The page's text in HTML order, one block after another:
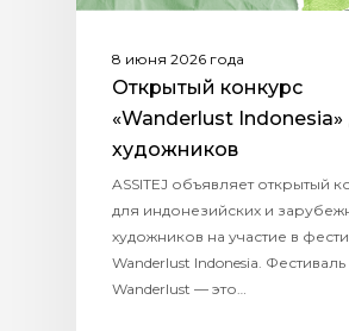
8 июня 2026 года
Открытый конкурс
«Wanderlust Indonesia»
художников
ASSITEJ объявляет открытый
для индонезийских и
художников на участие в
Wanderlust Indonesia. Фестиваль
Wanderlust — это…